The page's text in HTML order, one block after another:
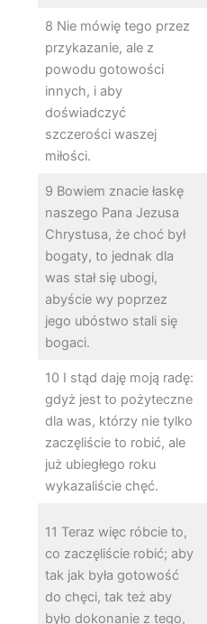
8 Nie mówię tego przez
przykazanie, ale z
powodu gotowości
innych, i aby
doświadczyć
szczerości waszej
miłości.
9 Bowiem znacie łaskę
naszego Pana Jezusa
Chrystusa, że choć był
bogaty, to jednak dla
was stał się ubogi,
abyście wy poprzez
jego ubóstwo stali się
bogaci.
10 I stąd daję moją radę:
gdyż jest to pożyteczne
dla was, którzy nie tylko
zaczęliście to robić, ale
już ubiegłego roku
wykazaliście chęć.
11 Teraz więc róbcie to,
co zaczęliście robić; aby
tak jak była gotowość
do chęci, tak też aby
było dokonanie z tego,